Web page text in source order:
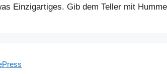
Einzigartiges. Gib dem Teller mit